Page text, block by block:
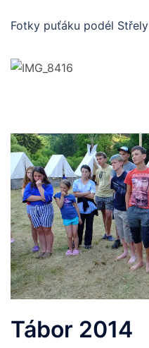
Fotky puťáku podél Střely
Tábor 2014